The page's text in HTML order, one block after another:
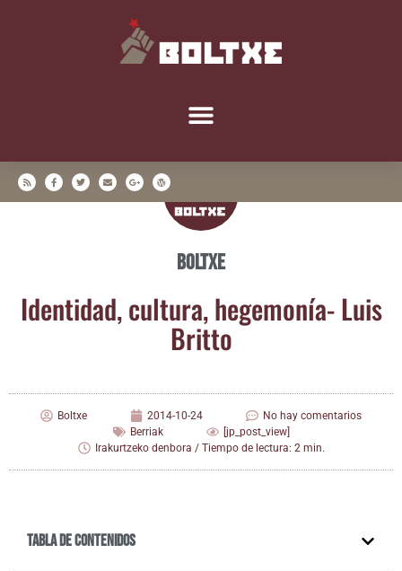
Boltxe
Iden­ti­dad, cul­tu­ra, hege­mo­nía- Luis
Britto
Boltxe 2014-10-24
No hay comentarios
Berriak
[jp_post_view]
Irakurtzeko denbora / Tiempo de lectura: 2 min.
Tabla de contenidos